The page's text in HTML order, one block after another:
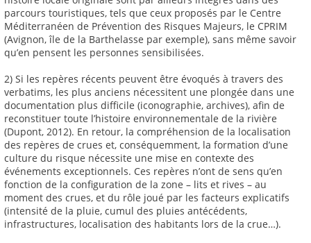
parcours touristiques, tels que ceux proposés par le Centre
Méditerranéen de Prévention des Risques Majeurs, le CPRIM
(Avignon, île de la Barthelasse par exemple), sans même savoir
qu’en pensent les personnes sensibilisées.
2) Si les repères récents peuvent être évoqués à travers des
verbatims, les plus anciens nécessitent une plongée dans une
documentation plus difficile (iconographie, archives), afin de
reconstituer toute l’histoire environnementale de la rivière
(Dupont, 2012). En retour, la compréhension de la localisation
des repères de crues et, conséquemment, la formation d’une
culture du risque nécessite une mise en contexte des
événements exceptionnels. Ces repères n’ont de sens qu’en
fonction de la configuration de la zone – lits et rives – au
moment des crues, et du rôle joué par les facteurs explicatifs
(intensité de la pluie, cumul des pluies antécédents,
infrastructures, localisation des habitants lors de la crue…).